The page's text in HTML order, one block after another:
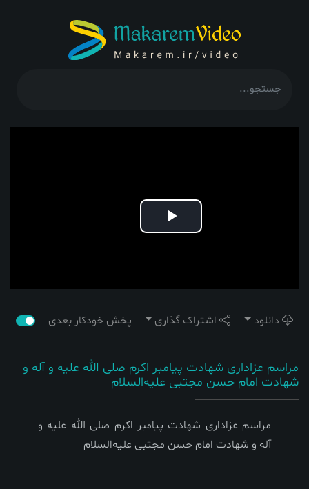
Play
دانلود اشتراک گذاری پخش خودکار بعدی
مراسم عزاداری شهادت پیامبر اکرم صلی ‌الله‌ علیه ‌و آله و
شهادت امام حسن مجتبی علیه‌السلام
مراسم عزاداری شهادت پیامبر اکرم صلی ‌الله‌ علیه ‌و
آله و شهادت امام حسن مجتبی علیه‌السلام